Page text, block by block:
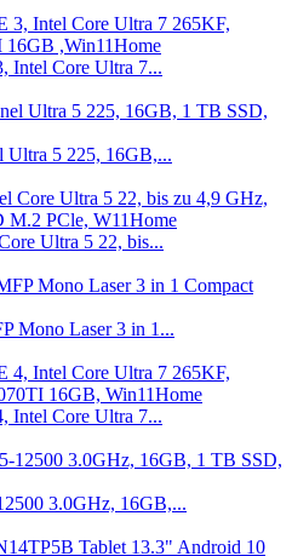
Intel Core Ultra 7...
Ultra 5 225, 16GB,...
Ultra 5 22, bis...
Mono Laser 3 in 1...
Intel Core Ultra 7...
3.0GHz, 16GB,...